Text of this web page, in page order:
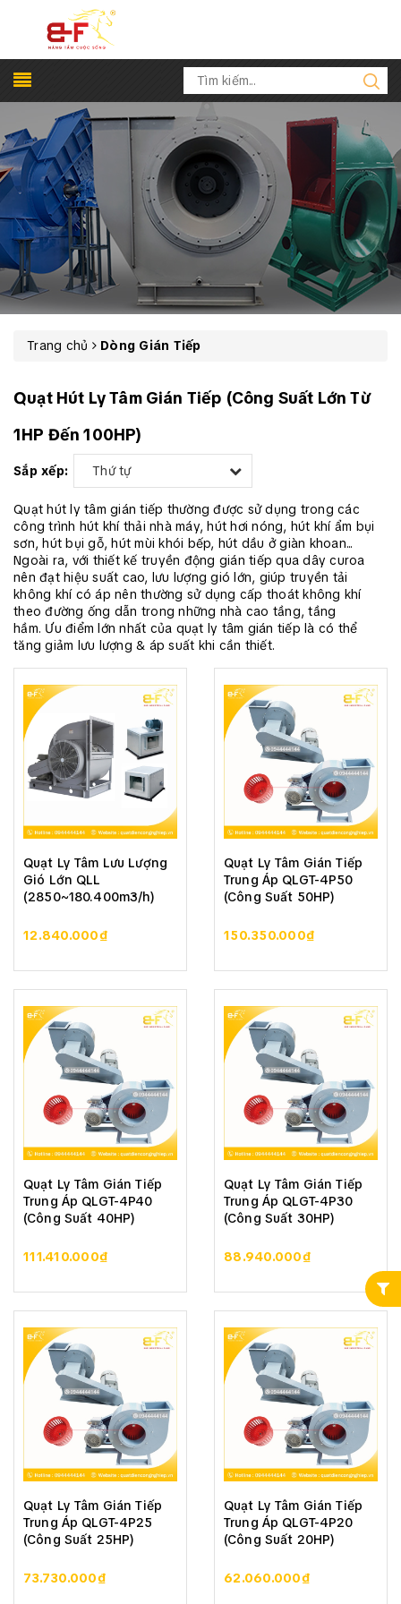
Trang chủ Dòng Gián Tiếp
Quạt Hút Ly Tâm Gián Tiếp (Công Suất Lớn Từ
1HP Đến 100HP)
Sắp xếp: Thứ tự
Quạt hút ly tâm gián tiếp thường được sử dụng trong các
công trình hút khí thải nhà máy, hút hơi nóng, hút khí ẩm bụi
sơn, hút bụi gỗ, hút mùi khói bếp, hút dầu ở giàn khoan...
Ngoài ra, với thiết kế truyền động gián tiếp qua dây curoa
nên đạt hiệu suất cao, lưu lượng gió lớn, giúp truyền tải
không khí có áp nên thường sử dụng cấp thoát không khí
theo đường ống dẫn trong những nhà cao tầng, tầng
hầm. Ưu điểm lớn nhất của quạt ly tâm gián tiếp là có thể
tăng giảm lưu lượng & áp suất khi cần thiết.
Quạt Ly Tâm Lưu Lượng
Gió Lớn QLL
(2850~180.400m3/h)
12.840.000₫
Quạt Ly Tâm Gián Tiếp
Trung Áp QLGT-4P50
(Công Suất 50HP)
150.350.000₫
Quạt Ly Tâm Gián Tiếp
Trung Áp QLGT-4P40
(Công Suất 40HP)
111.410.000₫
Quạt Ly Tâm Gián Tiếp
Trung Áp QLGT-4P30
(Công Suất 30HP)
88.940.000₫
Quạt Ly Tâm Gián Tiếp
Trung Áp QLGT-4P25
(Công Suất 25HP)
73.730.000₫
Quạt Ly Tâm Gián Tiếp
Trung Áp QLGT-4P20
(Công Suất 20HP)
62.060.000₫